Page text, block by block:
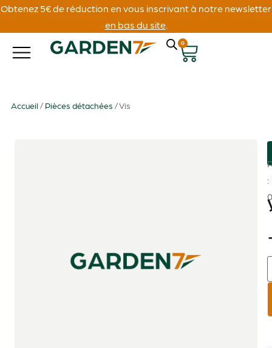
Obtenez 5€ de réduction en vous inscrivant à notre newsletter
en bas du site.
0
Accueil / Pièces détachées / Vis
: